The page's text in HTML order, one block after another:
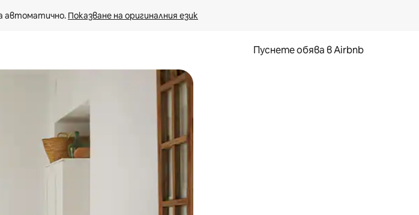
автоматично. Показване на оригиналния език
Пуснете обява в Airbnb